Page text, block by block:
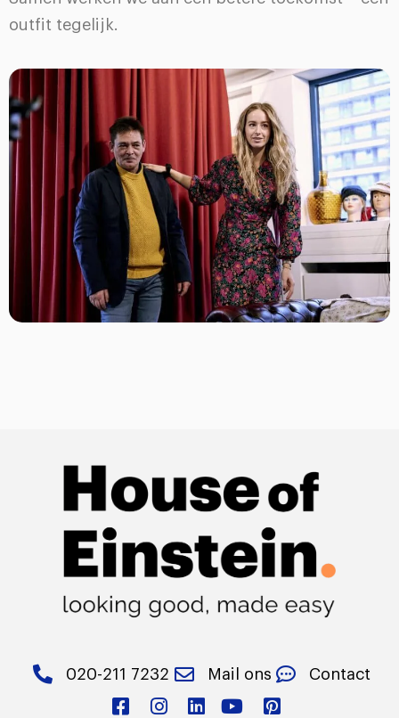
outfit tegelijk.
020-211 7232 Mail ons Contact